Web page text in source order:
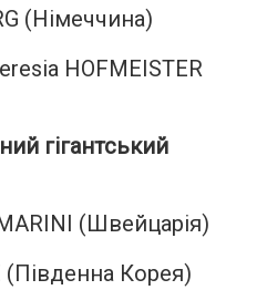
(Німеччина)
HOFMEISTER
гігантський
(Швейцарія)
(Південна Корея)